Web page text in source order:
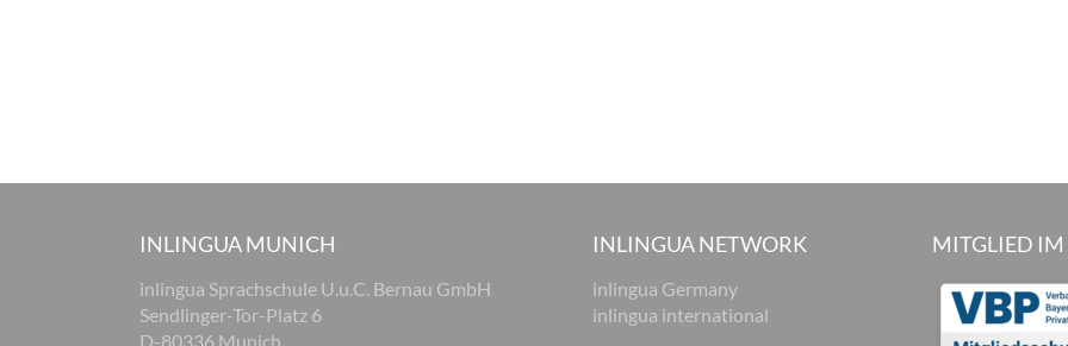
INLINGUA MUNICH
inlingua Sprachschule U.u.C. Bernau GmbH
Sendlinger-Tor-Platz 6
D-80336 Munich
INLINGUA NETWORK
inlingua Germany
inlingua international
MITGLIED IM